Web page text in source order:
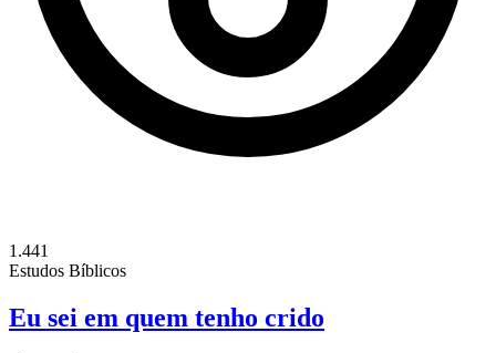
1.441
Estudos Bíblicos
Eu sei em quem tenho crido